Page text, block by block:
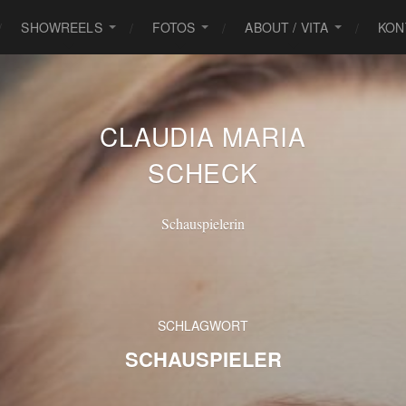
SHOWREELS FOTOS ABOUT / VITA
CLAUDIA MARIA
SCHECK
Schauspielerin
SCHLAGWORT
SCHAUSPIELER